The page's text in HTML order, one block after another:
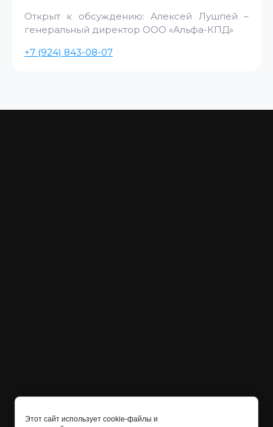
Открыт к обсуждению: Алексей Лушпей –
генеральный директор ООО «Альфа-КПД»
+7 (924) 843-08-07
Этот сайт использует cookie-файлы и